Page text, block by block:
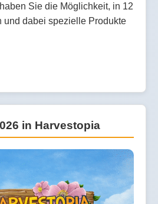
haben Sie die Möglichkeit, in 12
und dabei spezielle Produkte
in Harvestopia